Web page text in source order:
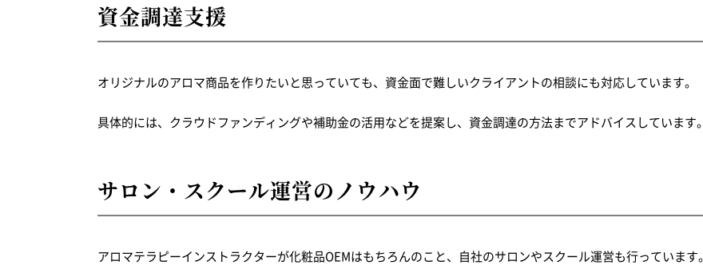
資金調達支援
オリジナルのアロマ商品を作りたいと思っていても、資金面で難しいクライアントの相談にも対応しています。
具体的には、クラウドファンディングや補助金の活用などを提案し、資金調達の方法までアドバイスしています。
サロン・スクール運営のノウハウ
アロマテラピーインストラクターが化粧品OEMはもちろんのこと、自社のサロンやスクール運営も行っています。